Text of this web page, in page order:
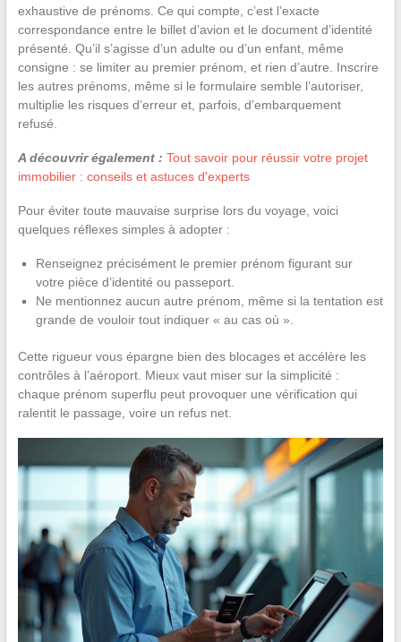
exhaustive de prénoms. Ce qui compte, c’est l’exacte
correspondance entre le billet d’avion et le document d’identité
présenté. Qu’il s’agisse d’un adulte ou d’un enfant, même
consigne : se limiter au premier prénom, et rien d’autre. Inscrire
les autres prénoms, même si le formulaire semble l’autoriser,
multiplie les risques d’erreur et, parfois, d’embarquement
refusé.
A découvrir également : Tout savoir pour réussir votre projet
immobilier : conseils et astuces d'experts
Pour éviter toute mauvaise surprise lors du voyage, voici
quelques réflexes simples à adopter :
Renseignez précisément le premier prénom figurant sur
votre pièce d’identité ou passeport.
Ne mentionnez aucun autre prénom, même si la tentation est
grande de vouloir tout indiquer « au cas où ».
Cette rigueur vous épargne bien des blocages et accélère les
contrôles à l’aéroport. Mieux vaut miser sur la simplicité :
chaque prénom superflu peut provoquer une vérification qui
ralentit le passage, voire un refus net.